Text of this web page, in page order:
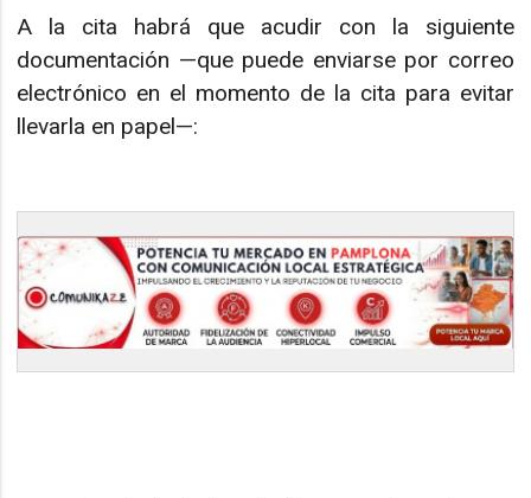
A la cita habrá que acudir con la siguiente
documentación —que puede enviarse por correo
electrónico en el momento de la cita para evitar
llevarla en papel—: